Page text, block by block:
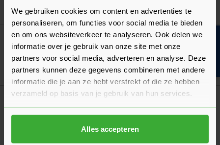
We gebruiken cookies om content en advertenties te
personaliseren, om functies voor social media te bieden
en om ons websiteverkeer te analyseren. Ook delen we
informatie over je gebruik van onze site met onze
partners voor social media, adverteren en analyse. Deze
partners kunnen deze gegevens combineren met andere
informatie die je aan ze hebt verstrekt of die ze hebben
verzameld op basis van je gebruik van hun services.
Alles accepteren
DTS Dorpel Binnendraaiend 67x114 mm
Verkrijgbaar in 4 lengtes
Vanaf124,17per stuk Ga
DTS Tussenneut Binnendraaiend 90x114 mm
(6720900102)